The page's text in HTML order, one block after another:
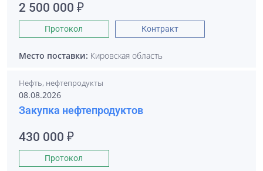
2 500 000 ₽
Протокол Контракт
Место поставки: Кировская область
Нефть, нефтепродукты
08.08.2026
Закупка нефтепродуктов
430 000 ₽
Протокол